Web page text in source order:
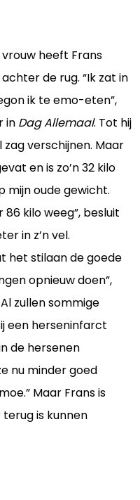
heeft Frans
de rug. “Ik zat in
ik te emo-eten”,
in Dag Allemaal. Tot hij
zag verschijnen. Maar
en is zo’n 32 kilo
mijn oude gewicht.
kilo weeg”, besluit
in z’n vel.
het stilaan de goede
opnieuw doen”,
zullen sommige
een herseninfarct
de hersenen
nu minder goed
Maar Frans is
is kunnen